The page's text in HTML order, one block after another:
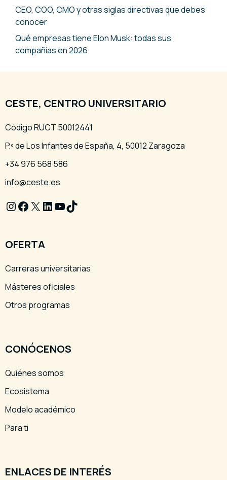
CEO, COO, CMO y otras siglas directivas que debes
conocer
Qué empresas tiene Elon Musk: todas sus
compañías en 2026
CESTE, CENTRO UNIVERSITARIO
Código RUCT 50012441
P.º de Los Infantes de España, 4, 50012 Zaragoza
+34 976 568 586
info@ceste.es
Instagram
Facebook
X LinkedIn
YouTube
TikTok
OFERTA
Carreras universitarias
Másteres oficiales
Otros programas
CONÓCENOS
Quiénes somos
Ecosistema
Modelo académico
Para ti
ENLACES DE INTERÉS